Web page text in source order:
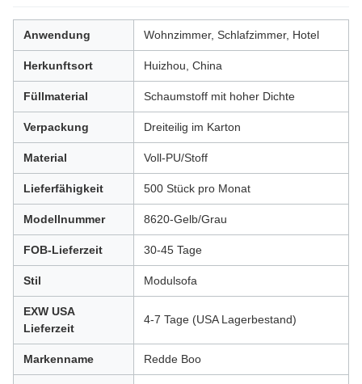
Anwendung Wohnzimmer, Schlafzimmer, Hotel
Herkunftsort Huizhou, China
Füllmaterial Schaumstoff mit hoher Dichte
Verpackung Dreiteilig im Karton
Material Voll-PU/Stoff
Lieferfähigkeit 500 Stück pro Monat
Modellnummer 8620-Gelb/Grau
FOB-Lieferzeit 30-45 Tage
Stil Modulsofa
EXW USA
Lieferzeit
4-7 Tage (USA Lagerbestand)
Markenname Redde Boo